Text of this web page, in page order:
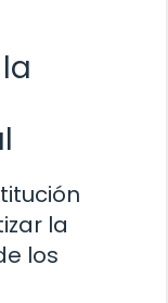
la
los